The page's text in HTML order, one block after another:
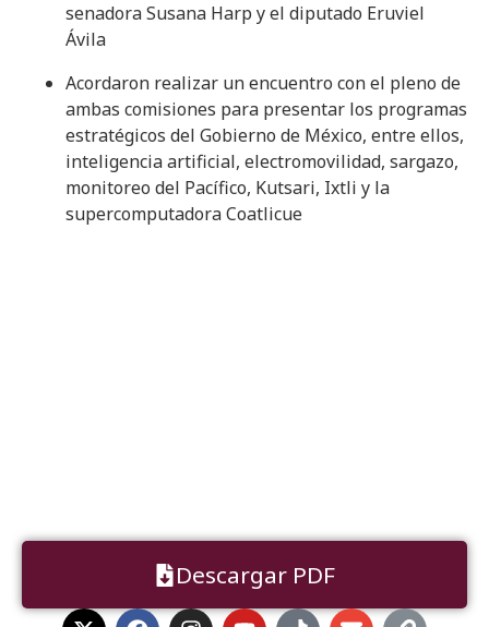
senadora Susana Harp y el diputado Eruviel
Ávila
Acordaron realizar un encuentro con el pleno de
ambas comisiones para presentar los programas
estratégicos del Gobierno de México, entre ellos,
inteligencia artificial, electromovilidad, sargazo,
monitoreo del Pacífico, Kutsari, Ixtli y la
supercomputadora Coatlicue
Descargar PDF